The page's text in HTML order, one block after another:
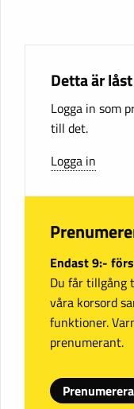
Detta är
Logga in som
till det.
Logga in
Endast 9:-
Du får tillgång
våra korsord
funktioner.
prenumerant.
Prenumerera